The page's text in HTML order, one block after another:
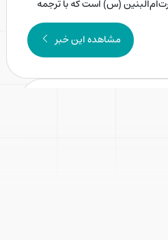
(س) است که با ترجمه
مشاهده این خبر